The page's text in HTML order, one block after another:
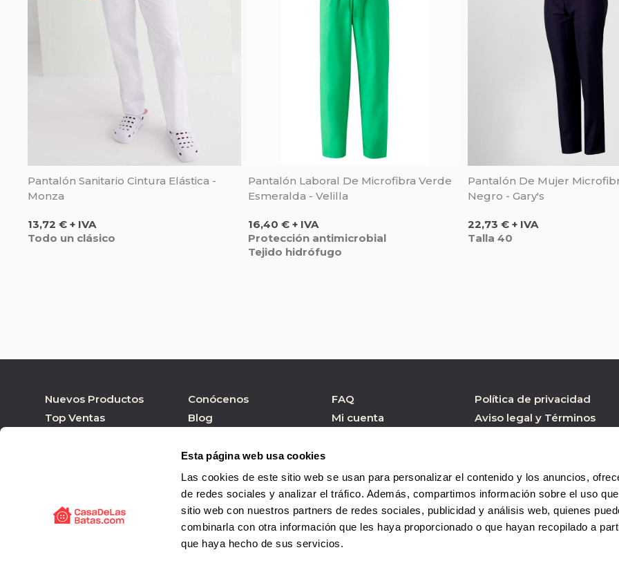
Esta página web usa cookies
Las cookies de este sitio web se usan para personalizar el contenido y los anuncios,
de redes sociales y analizar el tráfico. Además, compartimos información sobre el uso
sitio web con nuestros partners de redes sociales, publicidad y análisis web, quienes
combinarla con otra información que les haya proporcionado o que hayan recopilado a
que haya hecho de sus servicios.
Pantalón Sanitario Cintura Elástica -
Monza
Precio
13,72 € + IVA
Todo un clásico
Pantalón Laboral De Microfibra Verde
Esmeralda - Velilla
Precio
16,40 € + IVA
Protección antimicrobial
Tejido hidrófugo
Pantalón De Mujer
Negro - Gary's
Precio
22,73 € + IVA
Talla 40
Nuevos Productos
Top Ventas
Conócenos
Blog
Tienda física
FAQ
Mi cuenta
Política de privacidad
Aviso legal y Términos
Condiciones de